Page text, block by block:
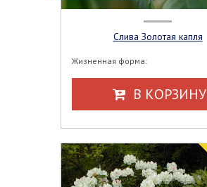
Слива Золотая капля
Жизненная форма:
В КОРЗИНУ